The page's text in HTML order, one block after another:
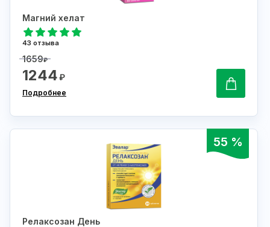
Магний хелат
43 отзыва
1659₽
1244₽
Подробнее
55 %
Релаксозан День